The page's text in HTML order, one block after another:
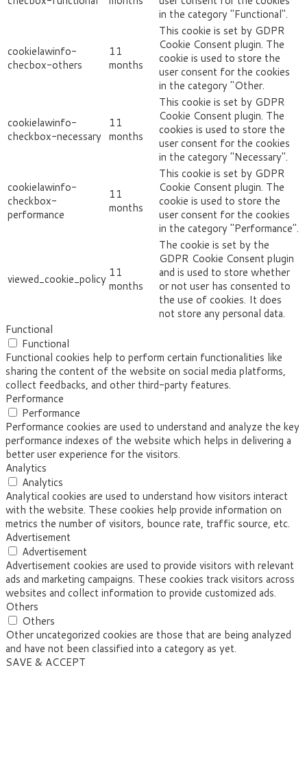
in the category "Functional".
cookielawinfo-
checbox-others
11
months
This cookie is set by GDPR
Cookie Consent plugin. The
cookie is used to store the
user consent for the cookies
in the category "Other.
cookielawinfo-
checkbox-necessary
11
months
This cookie is set by GDPR
Cookie Consent plugin. The
cookies is used to store the
user consent for the cookies
in the category "Necessary".
cookielawinfo-
checkbox-
performance
11
months
This cookie is set by GDPR
Cookie Consent plugin. The
cookie is used to store the
user consent for the cookies
in the category "Performance".
viewed_cookie_policy 11
months
The cookie is set by the
GDPR Cookie Consent plugin
and is used to store whether
or not user has consented to
the use of cookies. It does
not store any personal data.
Functional
Functional
Functional cookies help to perform certain functionalities like
sharing the content of the website on social media platforms,
collect feedbacks, and other third-party features.
Performance
Performance
Performance cookies are used to understand and analyze the key
performance indexes of the website which helps in delivering a
better user experience for the visitors.
Analytics
Analytics
Analytical cookies are used to understand how visitors interact
with the website. These cookies help provide information on
metrics the number of visitors, bounce rate, traffic source, etc.
Advertisement
Advertisement
Advertisement cookies are used to provide visitors with relevant
ads and marketing campaigns. These cookies track visitors across
websites and collect information to provide customized ads.
Others
Others
Other uncategorized cookies are those that are being analyzed
and have not been classified into a category as yet.
SAVE & ACCEPT